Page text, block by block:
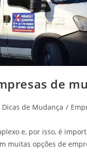
de
Dicas de Mudança /
e, por isso, é
muitas opções de